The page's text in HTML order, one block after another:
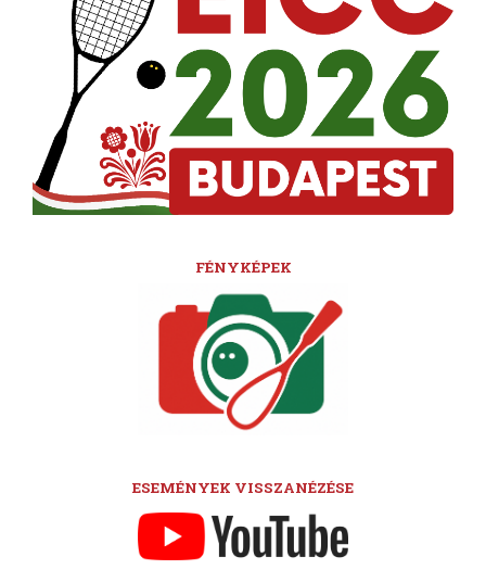
FÉNYKÉPEK
ESEMÉNYEK VISSZANÉZÉSE